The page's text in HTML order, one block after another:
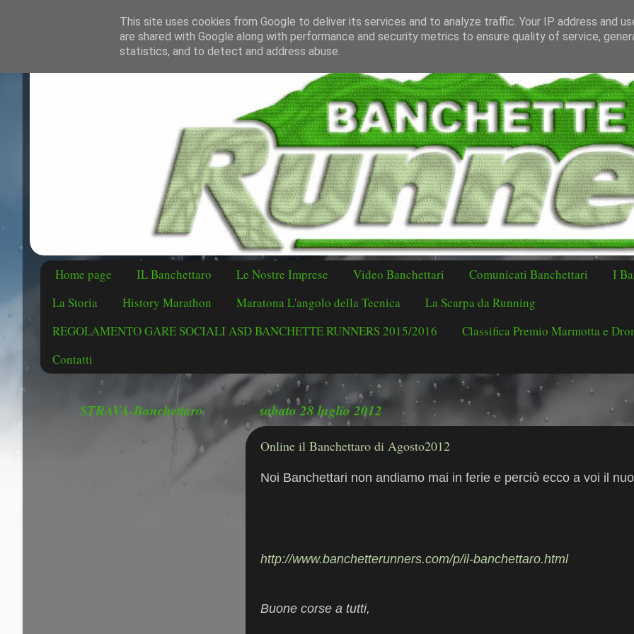
Home page IL Banchettaro Le Nostre Imprese Video Banchettari Comunicati Banchettari
I
La Storia
History Marathon Maratona L'angolo della Tecnica
La Scarpa da Running
REGOLAMENTO GARE SOCIALI ASD BANCHETTE RUNNERS 2015/2016
Classifica Premio Marmotta e
Contatti
sabato 28 luglio 2012
Online il Banchettaro di Agosto2012
Noi Banchettari non andiamo mai in ferie e perciò ecco a voi il
http://www.banchetterunners.com/p/il-banchettaro.html
Buone corse a tutti,
STRAVA-Banchettaro
This site uses cookies from Google to deliver its services and to analyze traffic. Your IP address and
are shared with Google along with performance and security metrics to ensure quality of service,
statistics, and to detect and address abuse.